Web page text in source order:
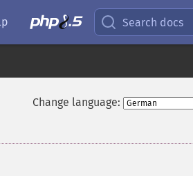
Search docs
Change language: